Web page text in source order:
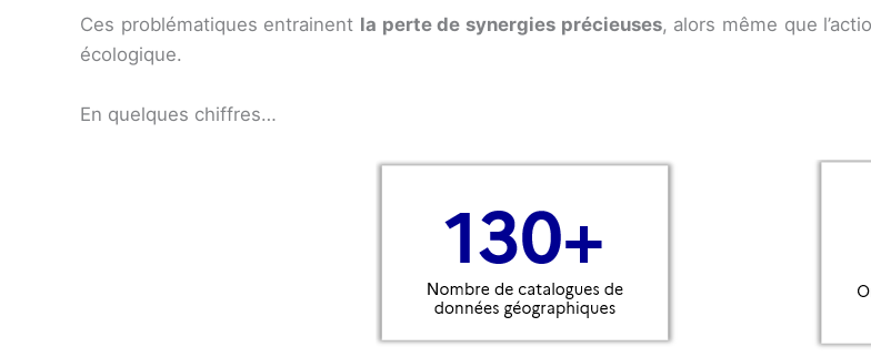
Ces problématiques entrainent la perte de synergies précieuses, alors même que
écologique.
En quelques chiffres…